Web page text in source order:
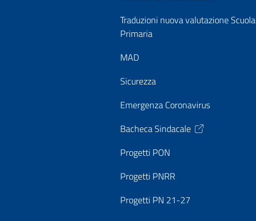
Traduzioni nuova valutazione Scuola
Primaria
MAD
Sicurezza
Emergenza Coronavirus
Bacheca Sindacale
Progetti PON
Progetti PNRR
Progetti PN 21-27